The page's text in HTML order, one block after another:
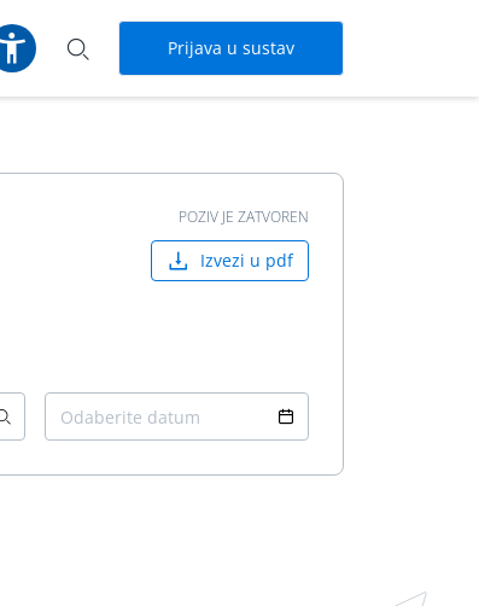
Prijava u sustav
POZIV JE ZATVOREN
Izvezi u pdf